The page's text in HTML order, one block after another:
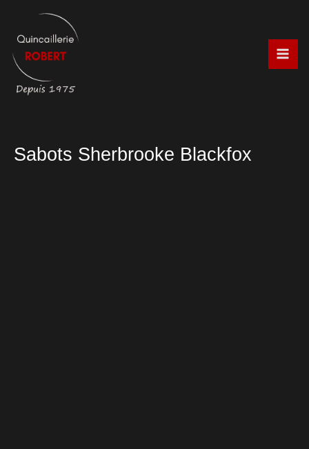
contenu
Sabots Sherbrooke Blackfox